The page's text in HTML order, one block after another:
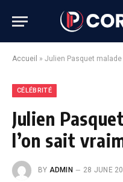
Accueil » Julien Pasquet malade
CÉLÉBRITÉ
Julien
l’on sait
BY ADMIN 28 JUNE